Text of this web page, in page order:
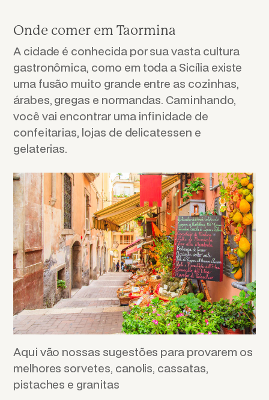
Onde comer em Taormina
A cidade é conhecida por sua vasta cultura
gastronômica, como em toda a Sicília existe
uma fusão muito grande entre as cozinhas,
árabes, gregas e normandas. Caminhando,
você vai encontrar uma infinidade de
confeitarias, lojas de delicatessen e
gelaterias.
Aqui vão nossas sugestões para provarem os
melhores sorvetes, canolis, cassatas,
pistaches e granitas